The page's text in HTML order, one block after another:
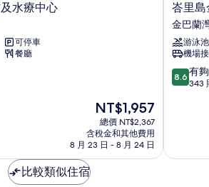
水療中心
可停車
餐廳
現
在
價
格
為
NT$1,957
總價 NT$2,367
含稅金和其他費用
8 月 23 日 - 8 月 24 日
峇
里
島
金
巴
蘭
中
峇里
金巴蘭
游泳池
機場
8.6
分，
夠
8.6 有
343
比較類似住宿